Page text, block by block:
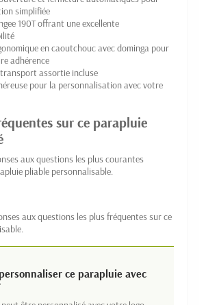
simplifiée
190T offrant une excellente
en caoutchouc avec dominga pour
adhérence
assortie incluse
pour la personnalisation avec votre
sur ce parapluie
aux questions les plus courantes
pliable personnalisable.
aux questions les plus fréquentes sur ce
ce parapluie avec